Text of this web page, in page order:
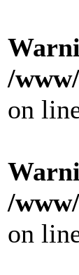
/
on
/
on